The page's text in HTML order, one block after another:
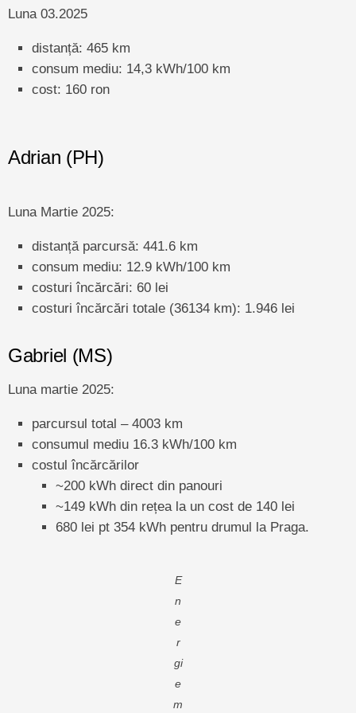
Luna 03.2025
distanță: 465 km
consum mediu: 14,3 kWh/100 km
cost: 160 ron
Adrian (PH)
Luna Martie 2025:
distanță parcursă: 441.6 km
consum mediu: 12.9 kWh/100 km
costuri încărcări: 60 lei
costuri încărcări totale (36134 km): 1.946 lei
Gabriel (MS)
Luna martie 2025:
parcursul total – 4003 km
consumul mediu 16.3 kWh/100 km
costul încărcărilor
~200 kWh direct din panouri
~149 kWh din rețea la un cost de 140 lei
680 lei pt 354 kWh pentru drumul la Praga.
E
n
e
r
gi
e
m